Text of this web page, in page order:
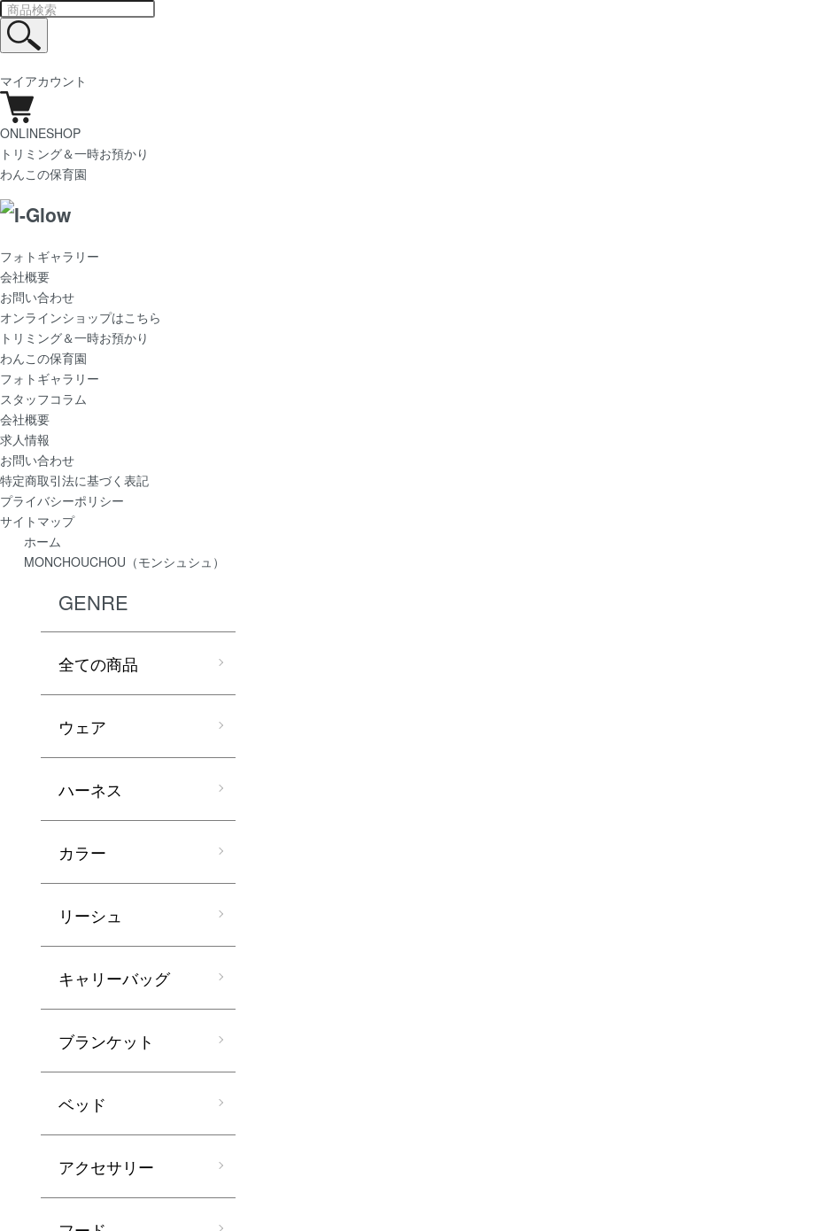
マイアカウント
ONLINESHOP
トリミング＆一時お預かり
わんこの保育園
フォトギャラリー
会社概要
お問い合わせ
オンラインショップはこちら
トリミング＆一時お預かり
わんこの保育園
フォトギャラリー
スタッフコラム
会社概要
求人情報
お問い合わせ
特定商取引法に基づく表記
プライバシーポリシー
サイトマップ
ホーム
MONCHOUCHOU（モンシュシュ）
GENRE
全ての商品
ウェア
ハーネス
カラー
リーシュ
キャリーバッグ
ブランケット
ベッド
アクセサリー